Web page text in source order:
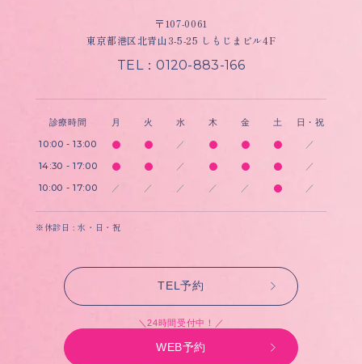
〒107-0061
東京都港区北青山3-5-25 しもじまビル4F
TEL：0120-883-166
診療時間 月 火 水 木 金 土 日・祝
10:00 - 13:00 ／ ／
14:30 - 17:00 ／ ／
10:00 - 17:00 ／ ／ ／ ／ ／ ／
※休診日 : 水・日・祝
TEL予約
＼24時間受付中！／
WEB予約